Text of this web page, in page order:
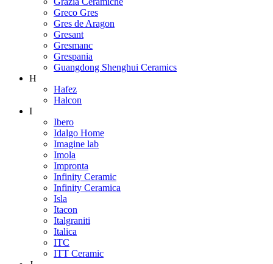
Greco Gres
Gres de Aragon
Gresant
Gresmanc
Grespania
Guangdong Shenghui Ceramics
H
Hafez
Halcon
I
Ibero
Idalgo Home
Imagine lab
Imola
Impronta
Infinity Ceramic
Infinity Ceramica
Isla
Itacon
Italgraniti
Italica
ITC
ITT Ceramic